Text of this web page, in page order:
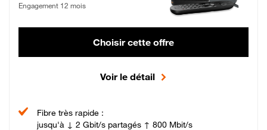
Engagement 12 mois
Choisir cette offre
Voir le détail
Fibre très rapide :
jusqu'à ↓ 2 Gbit/s partagés ↑ 800 Mbit/s